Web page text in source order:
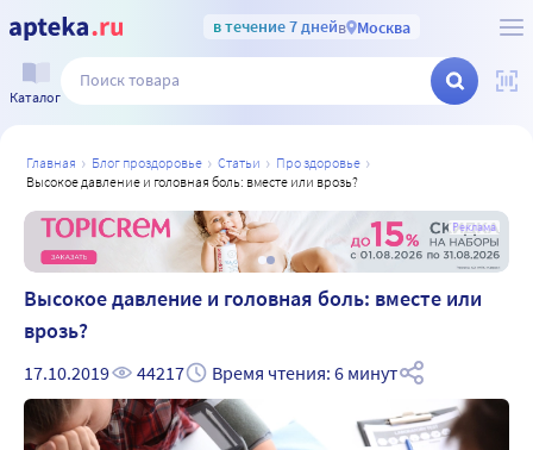
в течение 7 днейв Москва
Каталог
главная блог проздоровье статьи
про здоровье
высокое давление и головная боль: вместе или врозь?
Реклама
Высокое давление и головная боль: вместе или
врозь?
17.10.2019 44217 Время чтения: 6 минут